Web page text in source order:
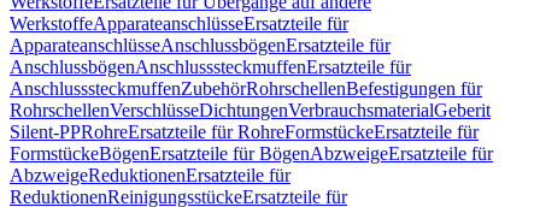
WerkstoffeApparateanschlüsseErsatzteile für
ApparateanschlüsseAnschlussbögenErsatzteile für
AnschlussbögenAnschlusssteckmuffenErsatzteile für
AnschlusssteckmuffenZubehörRohrschellenBefestigungen für
RohrschellenVerschlüsseDichtungenVerbrauchsmaterialGeberit
Silent-PPRohreErsatzteile für RohreFormstückeErsatzteile für
FormstückeBögenErsatzteile für BögenAbzweigeErsatzteile für
AbzweigeReduktionenErsatzteile für
ReduktionenReinigungsstückeErsatzteile für